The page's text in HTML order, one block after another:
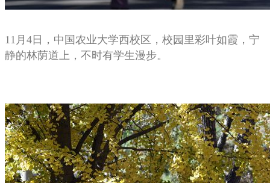
11月4日，中国农业大学西校区，校园里彩叶如霞，宁
静的林荫道上，不时有学生漫步。